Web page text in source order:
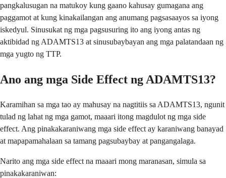
pangkalusugan na matukoy kung gaano kahusay gumagana ang
paggamot at kung kinakailangan ang anumang pagsasaayos sa iyong
iskedyul. Sinusukat ng mga pagsusuring ito ang iyong antas ng
aktibidad ng ADAMTS13 at sinusubaybayan ang mga palatandaan ng
mga yugto ng TTP.
Ano ang mga Side Effect ng ADAMTS13?
Karamihan sa mga tao ay mahusay na nagtitiis sa ADAMTS13, ngunit
tulad ng lahat ng mga gamot, maaari itong magdulot ng mga side
effect. Ang pinakakaraniwang mga side effect ay karaniwang banayad
at mapapamahalaan sa tamang pagsubaybay at pangangalaga.
Narito ang mga side effect na maaari mong maranasan, simula sa
pinakakaraniwan: